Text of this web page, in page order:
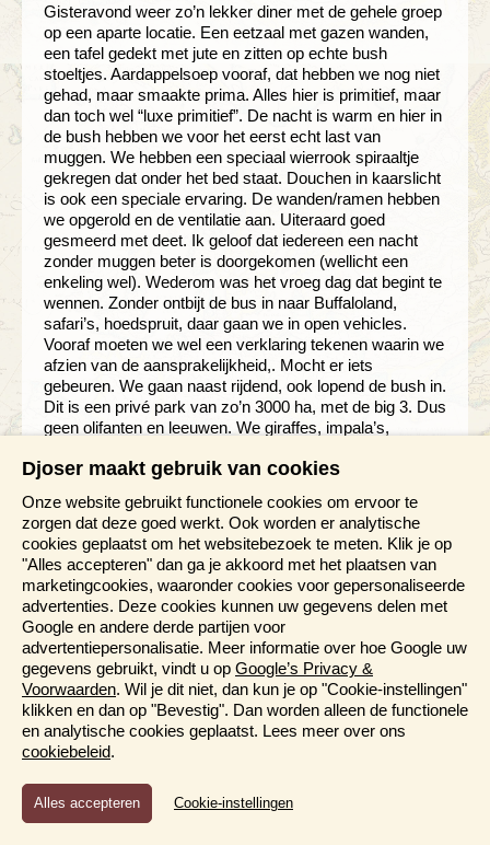
Gisteravond weer zo’n lekker diner met de gehele groep
op een aparte locatie. Een eetzaal met gazen wanden,
een tafel gedekt met jute en zitten op echte bush
stoeltjes. Aardappelsoep vooraf, dat hebben we nog niet
gehad, maar smaakte prima. Alles hier is primitief, maar
dan toch wel “luxe primitief”. De nacht is warm en hier in
de bush hebben we voor het eerst echt last van
muggen. We hebben een speciaal wierrook spiraaltje
gekregen dat onder het bed staat. Douchen in kaarslicht
is ook een speciale ervaring. De wanden/ramen hebben
we opgerold en de ventilatie aan. Uiteraard goed
gesmeerd met deet. Ik geloof dat iedereen een nacht
zonder muggen beter is doorgekomen (wellicht een
enkeling wel). Wederom was het vroeg dag dat begint te
wennen. Zonder ontbijt de bus in naar Buffaloland,
safari’s, hoedspruit, daar gaan we in open vehicles.
Vooraf moeten we wel een verklaring tekenen waarin we
afzien van de aansprakelijkheid,. Mocht er iets
gebeuren. We gaan naast rijdend, ook lopend de bush in.
Dit is een privé park van zo’n 3000 ha, met de big 3. Dus
geen olifanten en leeuwen. We giraffes, impala’s,
hele aparte ervaring, zo lopend in de bush. Onze gids
Voorop en achteraan lopen de rangers met geweren en
als een schoolklas (2 aan 2 in de rij) lopen we een uur.
We komen dichtbij giraffes en impala’s. Om 09.30 uur
dan ons lang verwachte ontbijt op een idilisch plekje bij
een meertje vol waterlelies in alle kleurnuances van wit
tot paars. Zo groot heb ik ze nog niet gezien. De brunch
is klaar. De tafels gedekt met vers gebakken brood,
allerlei soorten beleg, gevulde eitjes en yoghurt. Tot slot
heerlijk verse sinasappelen en guave sap. We gaan er
nog aan wennen en moeten zeker straks afkicken als
we weer thuis zijn. Na de bush drive and walk komen
we om 12.00 uur aan in Timbavath Safari lodge waar we
blijven tot we op nachtsafari gaan om 16.00 uur. Een
zwembad met bar en terras, daar houden we het wel
een paar uur uit. Een aantal van ons, Elina, Henk en
ikzelf hebben het aangedurfd en heerlijk gezwommen in
Djoser maakt gebruik van cookies
Onze website gebruikt functionele cookies om ervoor te
zorgen dat deze goed werkt. Ook worden er analytische
cookies geplaatst om het websitebezoek te meten. Klik je op
"Alles accepteren" dan ga je akkoord met het plaatsen van
marketingcookies, waaronder cookies voor gepersonaliseerde
advertenties. Deze cookies kunnen uw gegevens delen met
Google en andere derde partijen voor
advertentiepersonalisatie. Meer informatie over hoe Google uw
gegevens gebruikt, vindt u op Google’s Privacy &
Voorwaarden. Wil je dit niet, dan kun je op "Cookie-instellingen"
klikken en dan op "Bevestig". Dan worden alleen de functionele
en analytische cookies geplaatst. Lees meer over ons
cookiebeleid.
Functioneel en Analytisch
Cookies die er voor zorgen dat de website naar behoren
Cookie-instellingen